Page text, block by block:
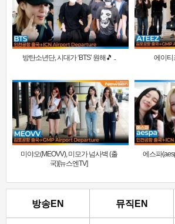
방탄소년단, 시대가 ‘BTS’ 원해🎵 .. 에이티
미야오(MEOVV), 미모가 넘사벽 (출
국)[뉴스엔TV]
에스파
방송EN 뮤직EN